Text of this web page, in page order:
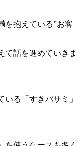
を抱えている”お客
て話を進めていきま
いる「すきバサミ」